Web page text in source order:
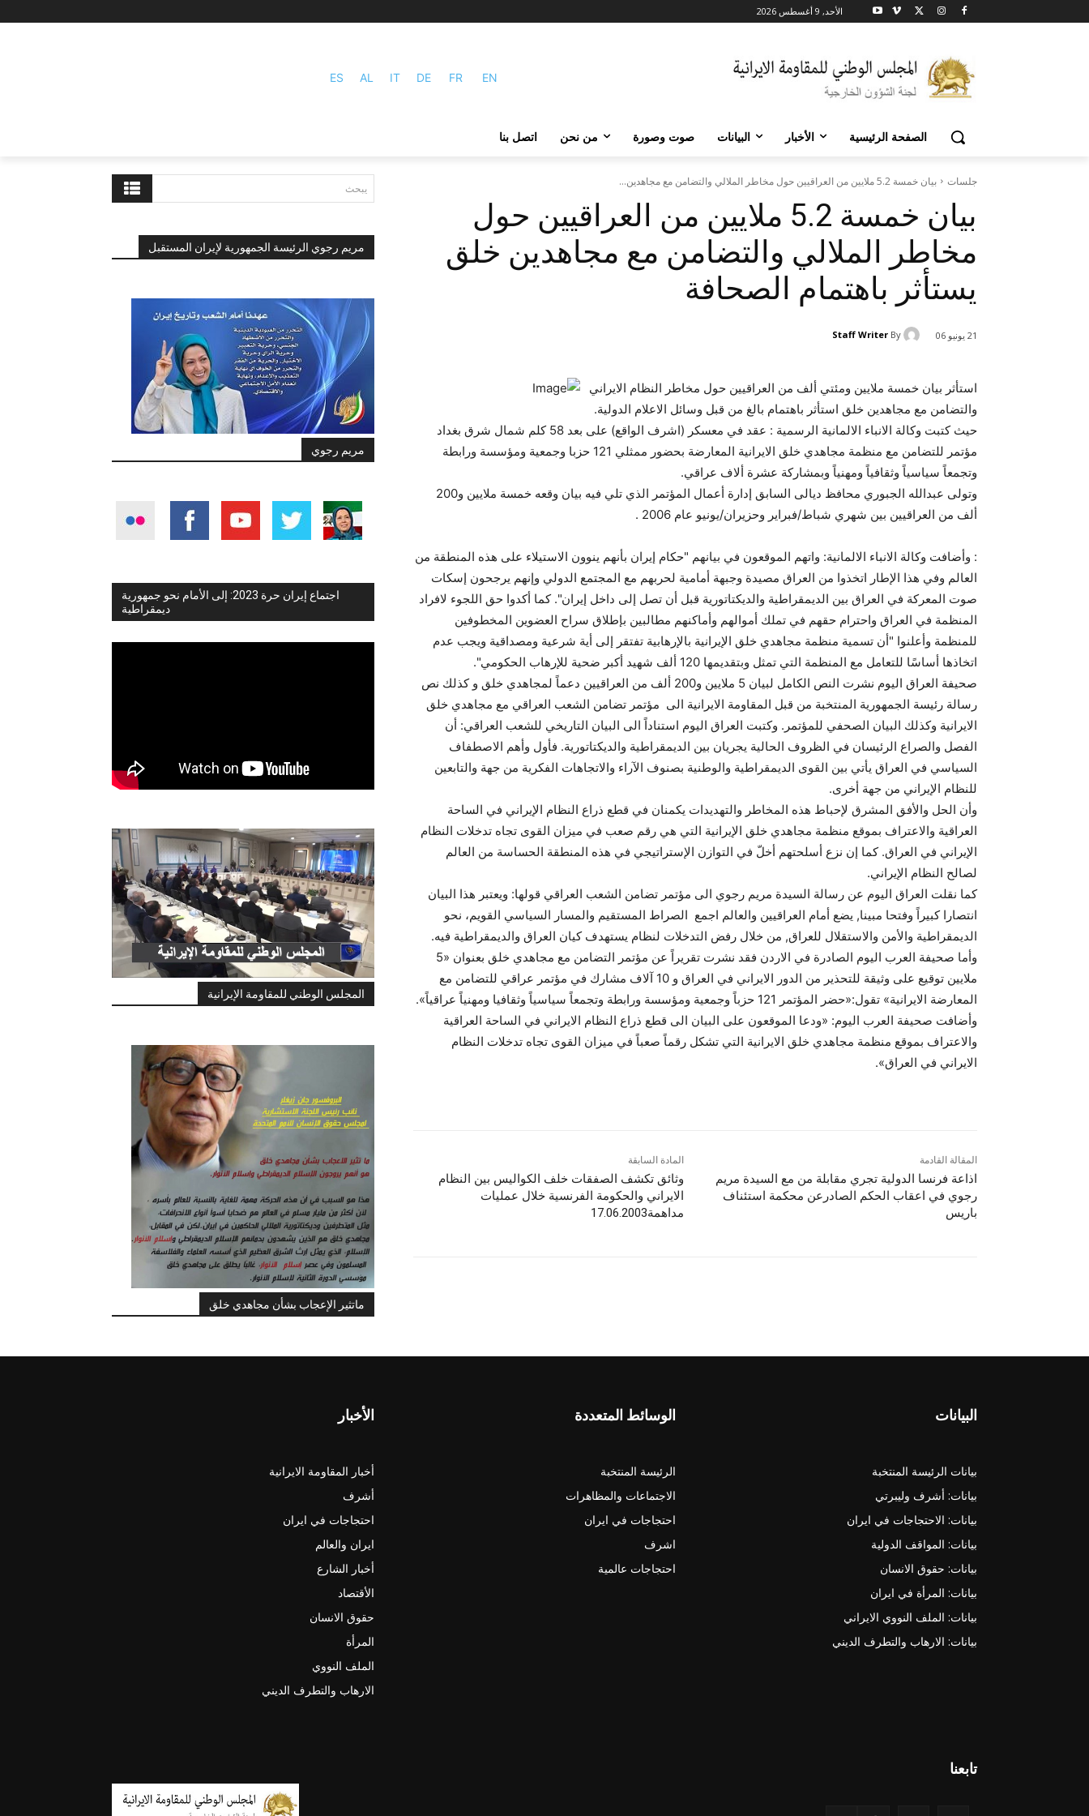
الأحد, 9 أغسطس 2026
ES AL IT DE FR EN
الصفحة الرئيسية الأخبار البيانات صوت وصورة من نحن اتصل بنا
يبحث
مريم رجوي الرئيسة الجمهورية لإيران المستقبل
مريم رجوي
اجتماع إيران حرة 2023: إلى الأمام نحو جمهورية
ديمقراطية
المجلس الوطني للمقاومة الإيرانية
ماتثير الإعجاب بشأن مجاهدي خلق
جلسات بيان خمسة 5.2 ملايين من العراقيين حول مخاطر الملالي والتضامن مع مجاهدين...
بيان خمسة 5.2 ملايين من العراقيين حول
مخاطر الملالي والتضامن مع مجاهدين خلق
يستأثر باهتمام الصحافة
21 يونيو 06 By
Staff Writer
استأثر بيان خمسة ملايين ومئتي ألف من العراقيين حول مخاطر النظام الايراني
والتضامن مع مجاهدين خلق استأثر باهتمام بالغ من قبل وسائل الاعلام الدولية.
حيث كتبت وكالة الانباء الالمانية الرسمية : عقد في معسكر (اشرف الواقع) على بعد 58 كلم شمال شرق بغداد
مؤتمر للتضامن مع منظمة مجاهدي خلق الايرانية المعارضة بحضور ممثلي 121 حزبا وجمعية ومؤسسة ورابطة
وتجمعاً سياسياً وثقافياً ومهنياً وبمشاركة عشرة ألاف عراقي.
وتولى عبدالله الجبوري محافظ ديالى السابق إدارة أعمال المؤتمر الذي تلي فيه بيان وقعه خمسة ملايين و200
ألف من العراقيين بين شهري شباط/فبراير وحزيران/يونيو عام 2006 .
: وأضافت وكالة الانباء الالمانية: واتهم الموقعون في بيانهم "حكام إيران بأنهم ينوون الاستيلاء على هذه المنطقة من
العالم وفي هذا الإطار اتخذوا من العراق مصيدة وجبهة أمامية لحربهم مع المجتمع الدولي وإنهم يرجحون إسكات
صوت المعركة في العراق بين الديمقراطية والديكتاتورية قبل أن تصل إلى داخل إيران". كما أكدوا حق اللجوء لافراد
المنظمة في العراق واحترام حقهم في تملك أموالهم وأماكنهم مطالبين بإطلاق سراح العضوين المخطوفين
للمنظمة وأعلنوا "أن تسمية منظمة مجاهدي خلق الإيرانية بالإرهابية تفتقر إلى أية شرعية ومصداقية ويجب عدم
اتخاذها أساسًا للتعامل مع المنظمة التي تمثل وبتقديمها 120 ألف شهيد أكبر ضحية للإرهاب الحكومي".
صحيفة العراق اليوم نشرت النص الكامل لبيان 5 ملايين و200 ألف من العراقيين دعماً لمجاهدي خلق و كذلك نص
رسالة رئيسة الجمهورية المنتخبة من قبل المقاومة الايرانية الى مؤتمر تضامن الشعب العراقي مع مجاهدي خلق
الايرانية وكذلك البيان الصحفي للمؤتمر. وكتبت العراق اليوم استناداً الى البيان التاريخي للشعب العراقي: أن
الفصل والصراع الرئيسان في الظروف الحالية يجريان بين الديمقراطية والديكتاتورية. فأول وأهم الاصطفاف
السياسي في العراق يأتي بين القوى الديمقراطية والوطنية بصنوف الآراء والاتجاهات الفكرية من جهة والتابعين
للنظام الإيراني من جهة أخرى.
وأن الحل والأفق المشرق لإحباط هذه المخاطر والتهديدات يكمنان في قطع ذراع النظام الإيراني في الساحة
العراقية والاعتراف بموقع منظمة مجاهدي خلق الإيرانية التي هي رقم صعب في ميزان القوى تجاه تدخلات النظام
الإيراني في العراق. كما إن نزع أسلحتهم أخلّ في التوازن الإستراتيجي في هذه المنطقة الحساسة من العالم
لصالح النظام الإيراني.
كما نقلت العراق اليوم عن رسالة السيدة مريم رجوي الى مؤتمر تضامن الشعب العراقي قولها: ويعتبر هذا البيان
انتصارا كبيراً وفتحا مبينا, يضع أمام العراقيين والعالم اجمع الصراط المستقيم والمسار السياسي القويم، نحو
الديمقراطية والأمن والاستقلال للعراق, من خلال رفض التدخلات لنظام يستهدف كيان العراق والديمقراطية فيه.
وأما صحيفة العرب اليوم الصادرة في الاردن فقد نشرت تقريراً عن مؤتمر التضامن مع مجاهدي خلق بعنوان «5
ملايين توقيع على وثيقة للتحذير من الدور الايراني في العراق و 10 آلاف مشارك في مؤتمر عراقي للتضامن مع
المعارضة الايرانية» تقول:«حضر المؤتمر 121 حزباً وجمعية ومؤسسة ورابطة وتجمعاً سياسياً وثقافيا ومهنياً عراقياً».
وأضافت صحيفة العرب اليوم: «ودعا الموقعون على البيان الى قطع ذراع النظام الايراني في الساحة العراقية
والاعتراف بموقع منظمة مجاهدي خلق الايرانية التي تشكل رقماً صعباً في ميزان القوى تجاه تدخلات النظام
الايراني في العراق».
المادة السابقة
وثائق تكشف الصفقات خلف الكواليس بين النظام
الايراني والحكومة الفرنسية خلال عمليات
مداهمة17.06.2003
المقالة القادمة
اذاعة فرنسا الدولية تجري مقابلة من مع السيدة مريم
رجوي في اعقاب الحكم الصادرعن محكمة استئناف
باريس
الأخبار
أخبار المقاومة الايرانية
أشرف
احتجاجات في ايران
ايران والعالم
أخبار الشارع
الأقتصاد
حقوق الانسان
المرأة
الملف النووي
الارهاب والتطرف الديني
الوسائط المتعددة
الرئيسة المنتخبة
الاجتماعات والمظاهرات
احتجاجات في ايران
اشرف
احتجاجات عالمية
البيانات
بيانات الرئيسة المنتخبة
بيانات: أشرف وليبرتي
بيانات: الاحتجاجات في ايران
بيانات: المواقف الدولية
بيانات: حقوق الانسان
بيانات: المرأة في ايران
بيانات: الملف النووي الايراني
بيانات: الارهاب والتطرف الديني
تابعنا